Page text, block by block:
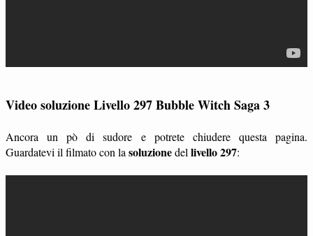
Video soluzione Livello 297 Bubble Witch Saga 3
Ancora un pò di sudore e potrete chiudere questa pagina.
Guardatevi il filmato con la soluzionedel livello 297: